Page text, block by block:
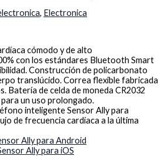
, Electronica
cómodo y de alto
con los estándares Bluetooth Smart
Construcción de policarbonato
translúcido. Correa flexible fabricada
Batería de celda de moneda CR2032
un uso prolongado.
inteligente Sensor Ally para
de frecuencia cardíaca a la última
Ally para Android
Ally para iOS